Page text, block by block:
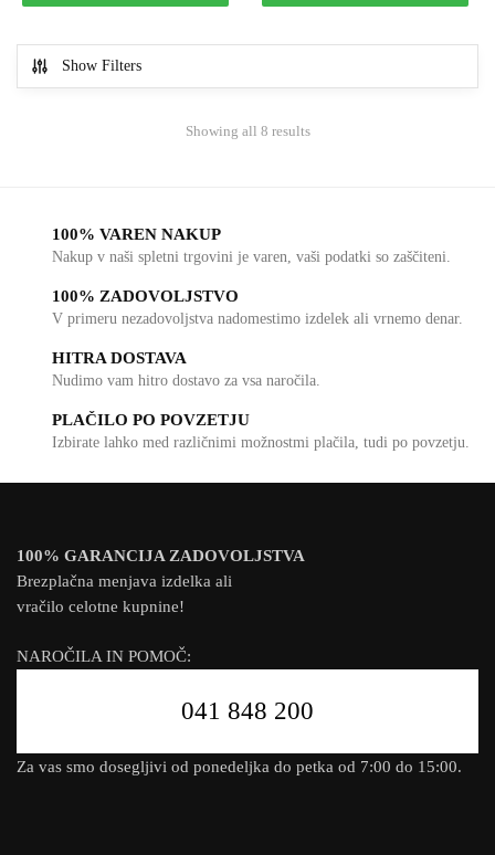
Show Filters
Showing all 8 results
100% VAREN NAKUP
Nakup v naši spletni trgovini je varen, vaši podatki so zaščiteni.
100% ZADOVOLJSTVO
V primeru nezadovoljstva nadomestimo izdelek ali vrnemo denar.
HITRA DOSTAVA
Nudimo vam hitro dostavo za vsa naročila.
PLAČILO PO POVZETJU
Izbirate lahko med različnimi možnostmi plačila, tudi po povzetju.
100% GARANCIJA ZADOVOLJSTVA
Brezplačna menjava izdelka ali
vračilo celotne kupnine!
NAROČILA IN POMOČ:
041 848 200
Za vas smo dosegljivi od ponedeljka do petka od 7:00 do 15:00.